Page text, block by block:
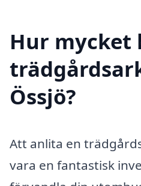
Hur mycket
Össjö?
Att anlita en
vara en fantastisk